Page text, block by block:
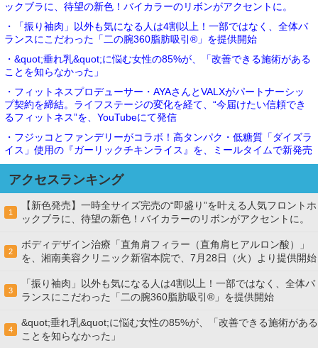
ックブラに、待望の新色！バイカラーのリボンがアクセントに。
・「振り袖肉」以外も気になる人は4割以上！一部ではなく、全体バ
ランスにこだわった「二の腕360脂肪吸引®」を提供開始
・&quot;垂れ乳&quot;に悩む女性の85%が、「改善できる施術がある
ことを知らなかった」
・フィットネスプロデューサー・AYAさんとVALXがパートナーシッ
プ契約を締結。ライフステージの変化を経て、“今届けたい信頼でき
るフィットネス”を、YouTubeにて発信
・フジッコとファンデリーがコラボ！高タンパク・低糖質「ダイズラ
イス」使用の『ガーリックチキンライス』を、ミールタイムで新発売
アクセスランキング
1
【新色発売】一時全サイズ完売の“即盛り”を叶える人気フロントホ
ックブラに、待望の新色！バイカラーのリボンがアクセントに。
2
ボディデザイン治療「直角肩フィラー（直角肩ヒアルロン酸）」
を、湘南美容クリニック新宿本院で、7月28日（火）より提供開始
3
「振り袖肉」以外も気になる人は4割以上！一部ではなく、全体バ
ランスにこだわった「二の腕360脂肪吸引®」を提供開始
4
&quot;垂れ乳&quot;に悩む女性の85%が、「改善できる施術がある
ことを知らなかった」